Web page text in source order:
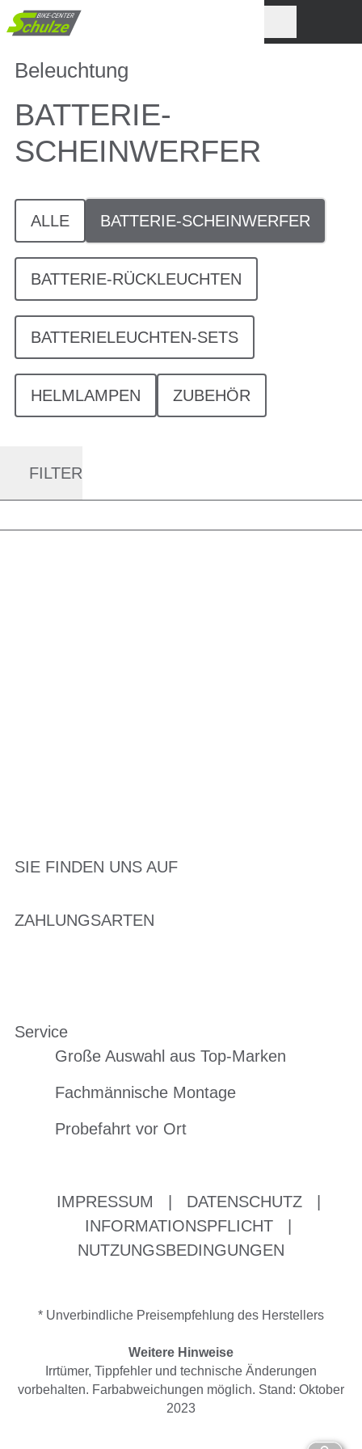
Beleuchtung
BATTERIE-
SCHEINWERFER
ALLE BATTERIE-SCHEINWERFER
BATTERIE-RÜCKLEUCHTEN
BATTERIELEUCHTEN-SETS
HELMLAMPEN ZUBEHÖR
FILTER
SIE FINDEN UNS AUF
ZAHLUNGSARTEN
Service
Große Auswahl aus Top-Marken
Fachmännische Montage
Probefahrt vor Ort
IMPRESSUM DATENSCHUTZ
INFORMATIONSPFLICHT
NUTZUNGSBEDINGUNGEN
* Unverbindliche Preisempfehlung des Herstellers
Weitere Hinweise
Irrtümer, Tippfehler und technische Änderungen
vorbehalten. Farbabweichungen möglich. Stand: Oktober
2023